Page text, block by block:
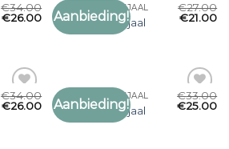
€34.00
€26.00 Aanbieding!
Toevoegen
PARAJUMPER SJAAL
parajumper sjaal
€27.00
€21.00
€34.00
€26.00 Aanbieding!
Toevoegen
PARAJUMPER SJAAL
parajumper sjaal
€33.00
€25.00